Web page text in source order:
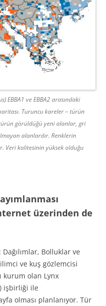
EBBA1 ve EBBA2 arasındaki
Turuncu kareler – türün
görüldüğü yeni alanlar, gri
alanlardır. Renklerin
Veri kalitesinin yüksek olduğu
üzerinden de
Bolluklar ve
ve kuş gözlemcisi
kurum olan Lynx
) işbirliği ile
olması planlanıyor. Tür